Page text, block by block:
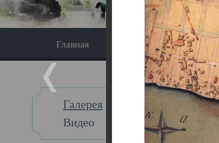
Главная Экскурсия
Галерея
Видео
Главная